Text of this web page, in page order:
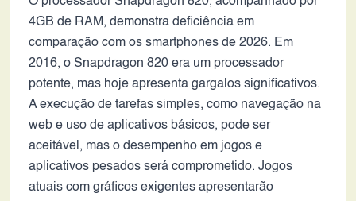
4GB de RAM, demonstra deficiência em
comparação com os smartphones de 2026. Em
2016, o Snapdragon 820 era um processador
potente, mas hoje apresenta gargalos significativos.
A execução de tarefas simples, como navegação na
web e uso de aplicativos básicos, pode ser
aceitável, mas o desempenho em jogos e
aplicativos pesados será comprometido. Jogos
atuais com gráficos exigentes apresentarão